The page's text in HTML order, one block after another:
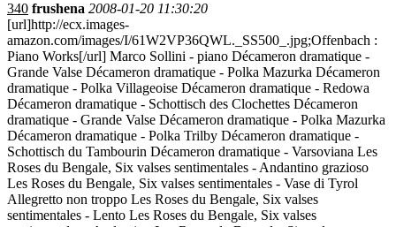
340 frushena 2008-01-20 11:30:20
[url]http://ecx.images-
amazon.com/images/I/61W2VP36QWL._SS500_.jpg;Offenbach :
Piano Works[/url] Marco Sollini - piano Décameron dramatique -
Grande Valse Décameron dramatique - Polka Mazurka Décameron
dramatique - Polka Villageoise Décameron dramatique - Redowa
Décameron dramatique - Schottisch des Clochettes Décameron
dramatique - Grande Valse Décameron dramatique - Polka Mazurka
Décameron dramatique - Polka Trilby Décameron dramatique -
Schottisch du Tambourin Décameron dramatique - Varsoviana Les
Roses du Bengale, Six valses sentimentales - Andantino grazioso
Les Roses du Bengale, Six valses sentimentales - Vase di Tyrol
Allegretto non troppo Les Roses du Bengale, Six valses
sentimentales - Lento Les Roses du Bengale, Six valses